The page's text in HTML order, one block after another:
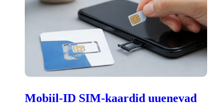
Mobiil-ID SIM-kaardid uuenevad